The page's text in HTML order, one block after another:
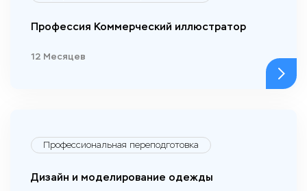
Профессия Коммерческий иллюстратор
12 Месяцев
Профессиональная переподготовка
Дизайн и моделирование одежды